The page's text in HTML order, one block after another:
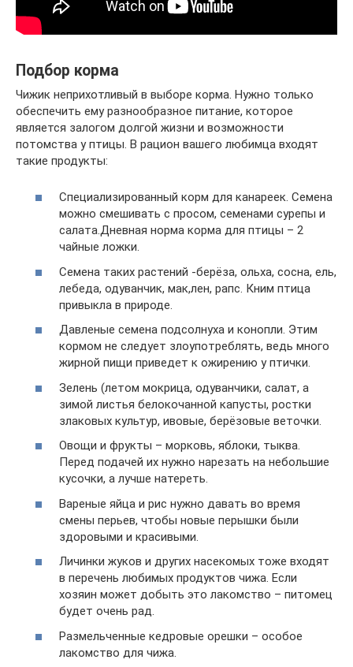
Подбор корма
Чижик неприхотливый в выборе корма. Нужно только
обеспечить ему разнообразное питание, которое
является залогом долгой жизни и возможности
потомства у птицы. В рацион вашего любимца входят
такие продукты:
Специализированный корм для канареек. Семена
можно смешивать с просом, семенами сурепы и
салата.Дневная норма корма для птицы – 2
чайные ложки.
Семена таких растений -берёза, ольха, сосна, ель,
лебеда, одуванчик, мак,лен, рапс. Кним птица
привыкла в природе.
Давленые семена подсолнуха и конопли. Этим
кормом не следует злоупотреблять, ведь много
жирной пищи приведет к ожирению у птички.
Зелень (летом мокрица, одуванчики, салат, а
зимой листья белокочанной капусты, ростки
злаковых культур, ивовые, берёзовые веточки.
Овощи и фрукты – морковь, яблоки, тыква.
Перед подачей их нужно нарезать на небольшие
кусочки, а лучше натереть.
Вареные яйца и рис нужно давать во время
смены перьев, чтобы новые перышки были
здоровыми и красивыми.
Личинки жуков и других насекомых тоже входят
в перечень любимых продуктов чижа. Если
хозяин может добыть это лакомство – питомец
будет очень рад.
Размельченные кедровые орешки – особое
лакомство для чижа.